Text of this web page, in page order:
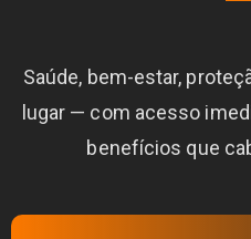
Saúde, bem-estar,
lugar — com acesso
benefícios que